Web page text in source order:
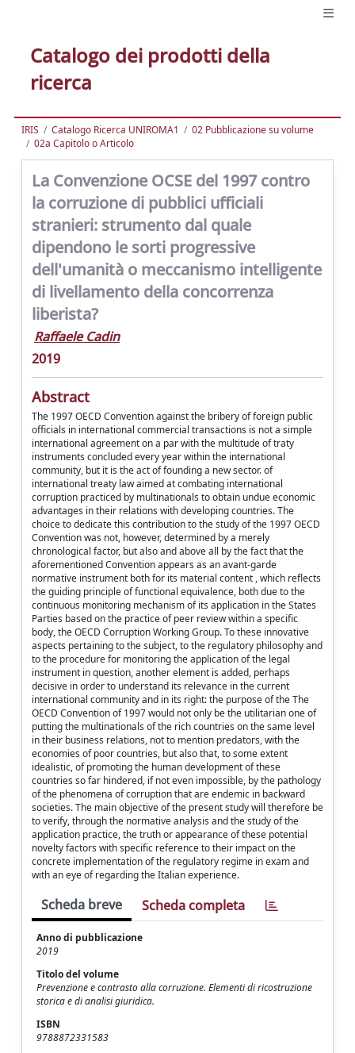
Catalogo dei prodotti della
ricerca
IRIS Catalogo Ricerca UNIROMA1
02 Pubblicazione su volume
02a Capitolo o Articolo
La Convenzione OCSE del 1997 contro
la corruzione di pubblici ufficiali
stranieri: strumento dal quale
dipendono le sorti progressive
dell'umanità o meccanismo intelligente
di livellamento della concorrenza
liberista?
Raffaele Cadin
2019
Abstract
The 1997 OECD Convention against the bribery of foreign public
officials in international commercial transactions is not a simple
international agreement on a par with the multitude of traty
instruments concluded every year within the international
community, but it is the act of founding a new sector. of
international treaty law aimed at combating international
corruption practiced by multinationals to obtain undue economic
advantages in their relations with developing countries. The
choice to dedicate this contribution to the study of the 1997 OECD
Convention was not, however, determined by a merely
chronological factor, but also and above all by the fact that the
aforementioned Convention appears as an avant-garde
normative instrument both for its material content , which reflects
the guiding principle of functional equivalence, both due to the
continuous monitoring mechanism of its application in the States
Parties based on the practice of peer review within a specific
body, the OECD Corruption Working Group. To these innovative
aspects pertaining to the subject, to the regulatory philosophy and
to the procedure for monitoring the application of the legal
instrument in question, another element is added, perhaps
decisive in order to understand its relevance in the current
international community and in its right: the purpose of the The
OECD Convention of 1997 would not only be the utilitarian one of
putting the multinationals of the rich countries on the same level
in their business relations, not to mention predators, with the
economies of poor countries, but also that, to some extent
idealistic, of promoting the human development of these
countries so far hindered, if not even impossible, by the pathology
of the phenomena of corruption that are endemic in backward
societies. The main objective of the present study will therefore be
to verify, through the normative analysis and the study of the
application practice, the truth or appearance of these potential
novelty factors with specific reference to their impact on the
concrete implementation of the regulatory regime in exam and
with an eye of regarding the Italian experience.
Scheda breve Scheda completa
Anno di pubblicazione
2019
Titolo del volume
Prevenzione e contrasto alla corruzione. Elementi di ricostruzione
storica e di analisi giuridica.
ISBN
9788872331583